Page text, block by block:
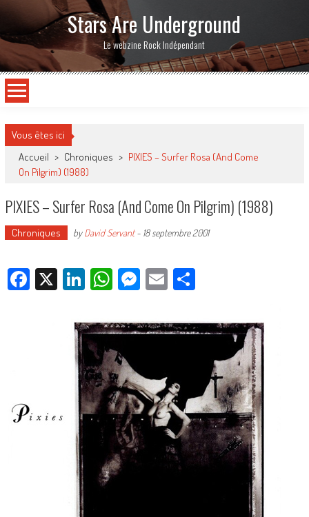
Stars Are Underground
Le webzine Rock Indépendant
Vous êtes ici
Accueil > Chroniques > PIXIES – Surfer Rosa (And Come
On Pilgrim) (1988)
PIXIES – Surfer Rosa (And Come On Pilgrim) (1988)
Chroniques byDavid Servant- 18 septembre 2001
Facebook
X LinkedIn
WhatsApp
Messenger
EmailPartager